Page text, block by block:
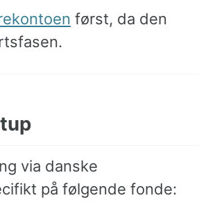
først, da den
via danske
på følgende fonde: